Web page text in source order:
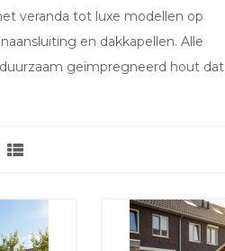
veranda tot luxe modellen op
en dakkapellen. Alle
geïmpregneerd hout dat